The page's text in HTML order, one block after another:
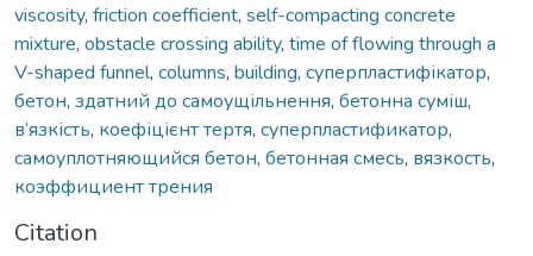
viscosity, friction coefficient, self-compacting concrete
mixture, obstacle crossing ability, time of flowing through a
V-shaped funnel, columns, building, суперпластифікатор,
бетон, здатний до самоущільнення, бетонна суміш,
в’язкість, коефіцієнт тертя, суперпластификатор,
самоуплотняющийся бетон, бетонная смесь, вязкость,
коэффициент трения
Citation